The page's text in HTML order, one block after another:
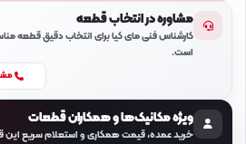
مشاوره در انتخاب قطعه
کارشناس فنی مای کیا برای انتخاب دقیق قطعه
است.
ویژه مکانیک‌ها و همکاران قطعات
خرید عمده، قیمت همکاری و استعلام سریع